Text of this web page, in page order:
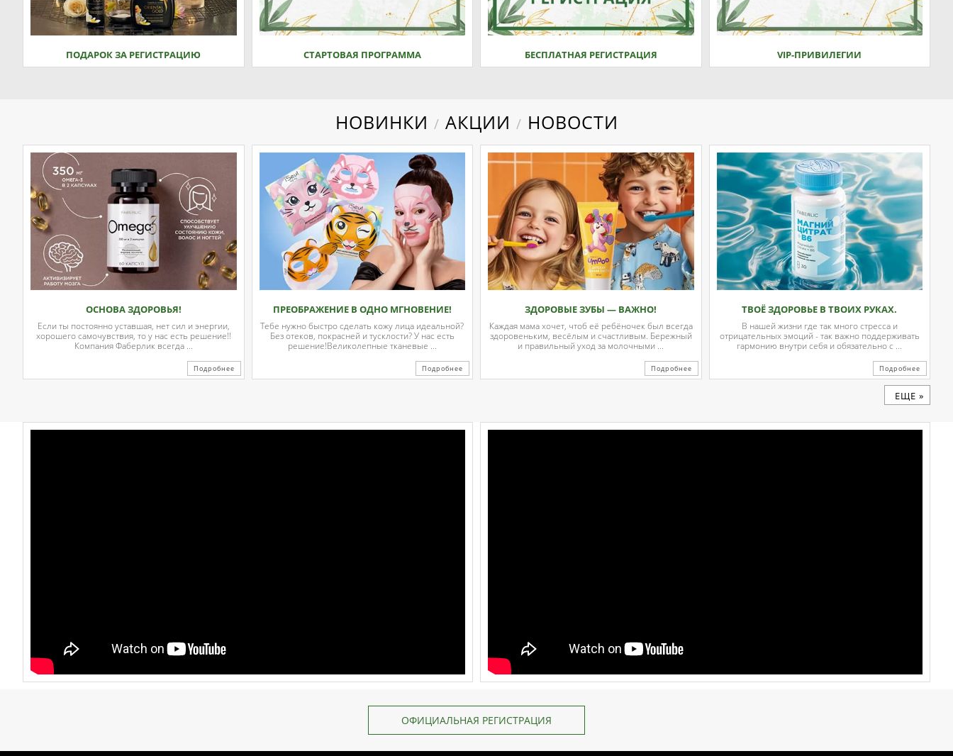
ПОДАРОК ЗА РЕГИСТРАЦИЮ СТАРТОВАЯ ПРОГРАММА БЕСПЛАТНАЯ РЕГИСТРАЦИЯ VIP-ПРИВИЛЕГИИ
НОВИНКИ / АКЦИИ / НОВОСТИ
ОСНОВА ЗДОРОВЬЯ!
Если ты постоянно уставшая, нет сил и энергии,
хорошего самочувствия, то у нас есть решение!!
Компания Фаберлик всегда ...
Подробнее
ПРЕОБРАЖЕНИЕ В ОДНО МГНОВЕНИЕ!
Тебе нужно быстро сделать кожу лица идеальной?
Без отеков, покрасней и тусклости? У нас есть
решение!Великолепные тканевые ...
Подробнее
ЗДОРОВЫЕ ЗУБЫ — ВАЖНО!
Каждая мама хочет, чтоб её ребёночек был всегда
здоровеньким, весёлым и счастливым. Бережный
и правильный уход за молочными ...
Подробнее
ТВОЁ ЗДОРОВЬЕ В ТВОИХ РУКАХ.
В нашей жизни где так много стресса и
отрицательных эмоций - так важно поддерживать
гармонию внутри себя и обязательно с ...
Подробнее
ЕЩЕ »
ОФИЦИАЛЬНАЯ РЕГИСТРАЦИЯ